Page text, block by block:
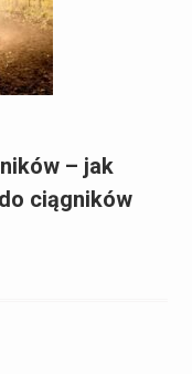
– jak
ciągników